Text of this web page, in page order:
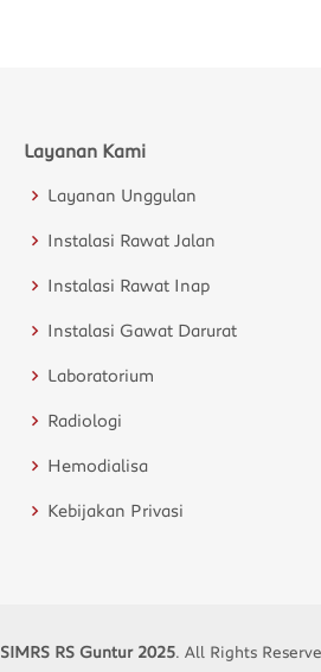
Layanan Kami
Layanan Unggulan
Instalasi Rawat Jalan
Instalasi Rawat Inap
Instalasi Gawat Darurat
Laboratorium
Radiologi
Hemodialisa
Kebijakan Privasi
SIMRS RS Guntur 2025. All Rights